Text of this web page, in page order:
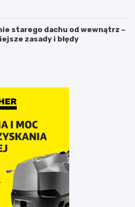
starego dachu od wewnątrz –
zasady i błędy